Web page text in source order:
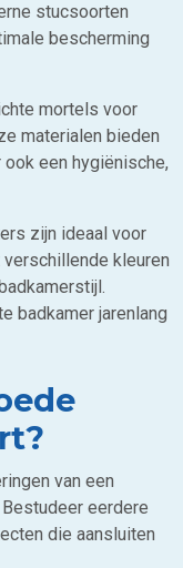
stucsoorten
bescherming
mortels voor
materialen bieden
een hygiënische,
zijn ideaal voor
kleuren
badkamer jarenlang
van een
eerdere
die aansluiten